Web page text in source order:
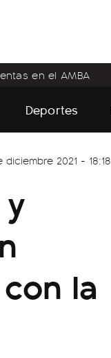
en el AMBA
Deportes
diciembre 2021 - 18:18
la